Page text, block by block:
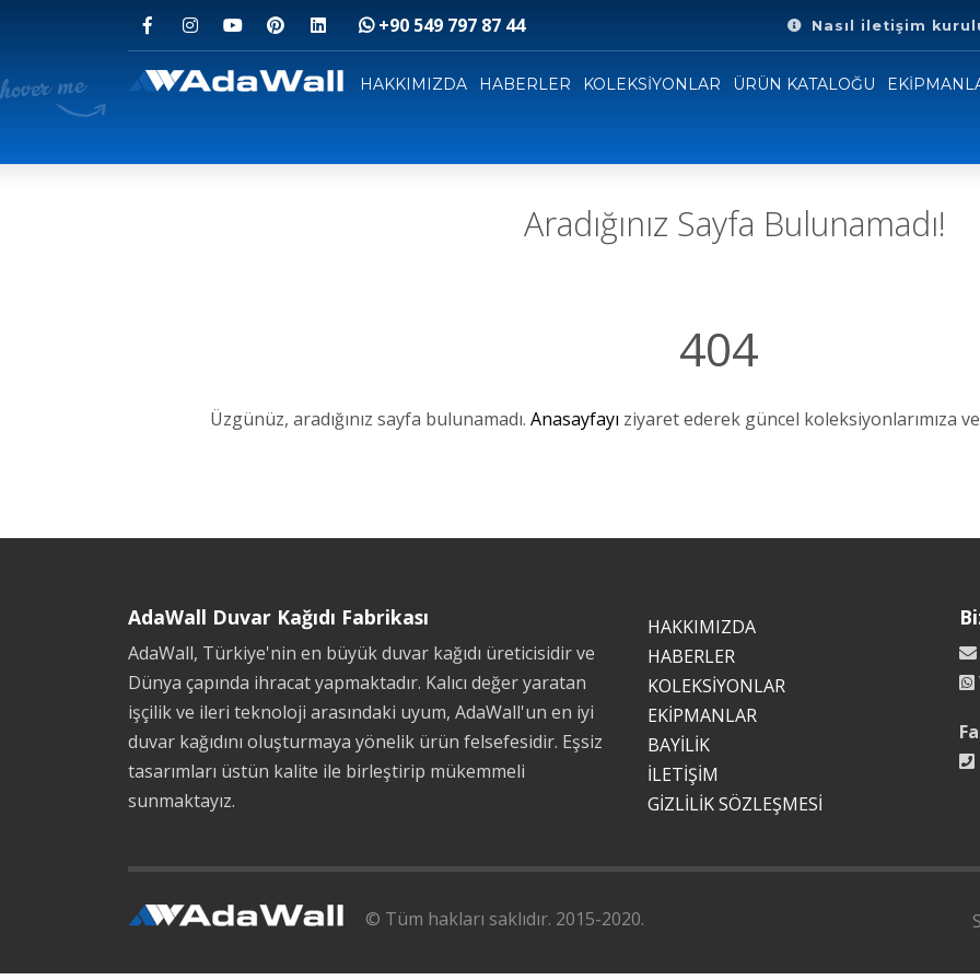
Nasıl iletişim kurulur
Değerli ziyaretçimiz, ürünlerimizin sitemizde satışı yoktur. Koleksiyonlarımıza ve ürünlerimize göz atabilir
1
İletişim sayfasından bize bir
2
WhatsApp'ta bizi arayın veya
3 Bize bir e-posta gönder
+90 549 797 87 44 Nasıl iletişim
HAKKIMIZDA HABERLER KOLEKSİYONLAR ÜRÜN KATALOĞU
Aradığınız Sayfa Bulunamadı!
404
Üzgünüz, aradığınız sayfa bulunamadı. Anasayfayı ziyaret ederek güncel koleksiyonlarımıza
AdaWall Duvar Kağıdı Fabrikası
AdaWall, Türkiye'nin en büyük duvar kağıdı üreticisidir ve
Dünya çapında ihracat yapmaktadır. Kalıcı değer yaratan
işçilik ve ileri teknoloji arasındaki uyum, AdaWall'un en iyi
duvar kağıdını oluşturmaya yönelik ürün felsefesidir. Eşsiz
tasarımları üstün kalite ile birleştirip mükemmeli
sunmaktayız.
HAKKIMIZDA
HABERLER
KOLEKSİYONLAR
EKİPMANLAR
BAYİLİK
İLETİŞİM
GİZLİLİK SÖZLEŞMESİ
© Tüm hakları saklıdır. 2015-2020.